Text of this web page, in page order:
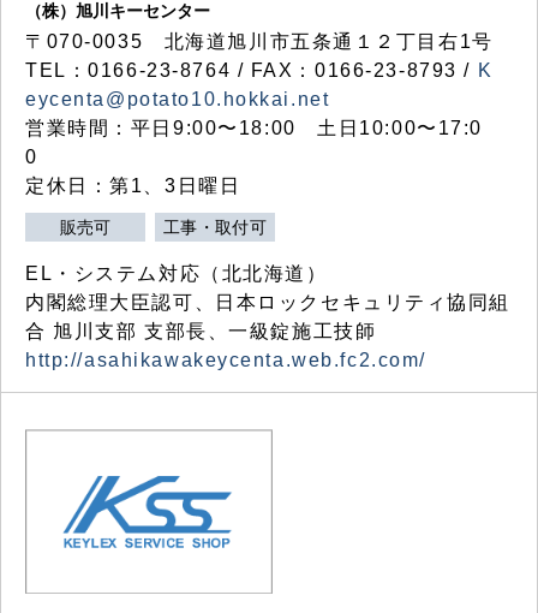
（株）旭川キーセンター
〒070-0035 北海道旭川市五条通１２丁目右1号
TEL：0166-23-8764 / FAX：0166-23-8793 / K
eycenta@potato10.hokkai.net
営業時間：平日9:00〜18:00 土日10:00〜17:0
0
定休日：第1、3日曜日
販売可 工事・取付可
EL・システム対応（北北海道）
内閣総理大臣認可、日本ロックセキュリティ協同組
合 旭川支部 支部長、一級錠施工技師
http://asahikawakeycenta.web.fc2.com/